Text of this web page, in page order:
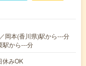
岡本(香川県)駅から---分
駅から---分
みOK